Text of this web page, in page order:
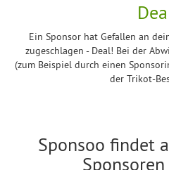
Ein Sponsor hat Gefallen an
zugeschlagen - Deal! Bei der
(zum Beispiel durch einen
der Trikot-
Sponsoo findet